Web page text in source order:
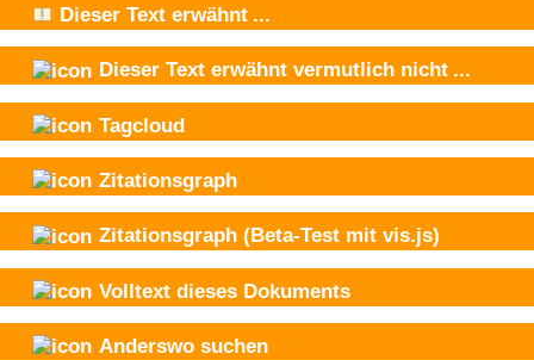
Dieser Text erwähnt ...
Dieser Text erwähnt vermutlich nicht ...
Tagcloud
Zitationsgraph
Zitationsgraph (Beta-Test mit vis.js)
Volltext dieses Dokuments
Anderswo suchen